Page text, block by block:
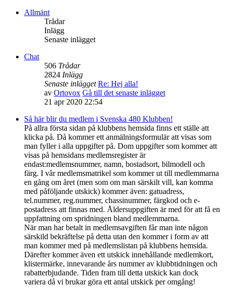
Allmänt
Trådar
Inlägg
Senaste inlägget
Chat
506 Trådar
2824 Inlägg
Senaste inlägget Re: Hej alla!
av Ortovox Gå till det senaste inlägget
21 apr 2020 22:54
Så här blir du medlem i Svenska 480 Klubben!
På allra första sidan på klubbens hemsida finns ett ställe att
klicka på. Då kommer ett anmälningsformulär att visas som
man fyller i alla uppgifter på. Dom uppgifter som kommer att
visas på hemsidans medlemsregister är
endast:medlemsnummer, namn, bostadsort, bilmodell och
färg. I vår medlemsmatrikel som kommer ut till medlemmarna
en gång om året (men som om man särskilt vill, kan komma
med påföljande utskick) kommer även: gatuadress,
tel.nummer, reg.nummer, chassinummer, färgkod och e-
postadress att finnas med. Åldersuppgiften är med för att få en
uppfattning om spridningen bland medlemmarna.
När man har betalt in medlemsavgiften får man inte någon
särskild bekräftelse på detta utan den kommer i form av att
man kommer med på medlemslistan på klubbens hemsida.
Därefter kommer även ett utskick innehållande medlemkort,
klistermärke, innevarande års nummer av klubbtidningen och
rabatterbjudande. Tiden fram till detta utskick kan dock
variera då vi brukar göra ett antal utskick per omgång!